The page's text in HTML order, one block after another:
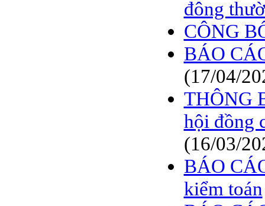
đông
CÔNG
BÁO
(17/04/
THÔNG
hội đồng
(16/03/
BÁO
kiểm toán